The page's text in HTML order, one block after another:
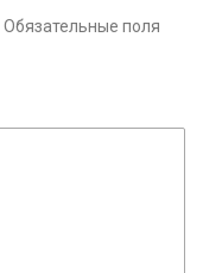
Обязательные поля